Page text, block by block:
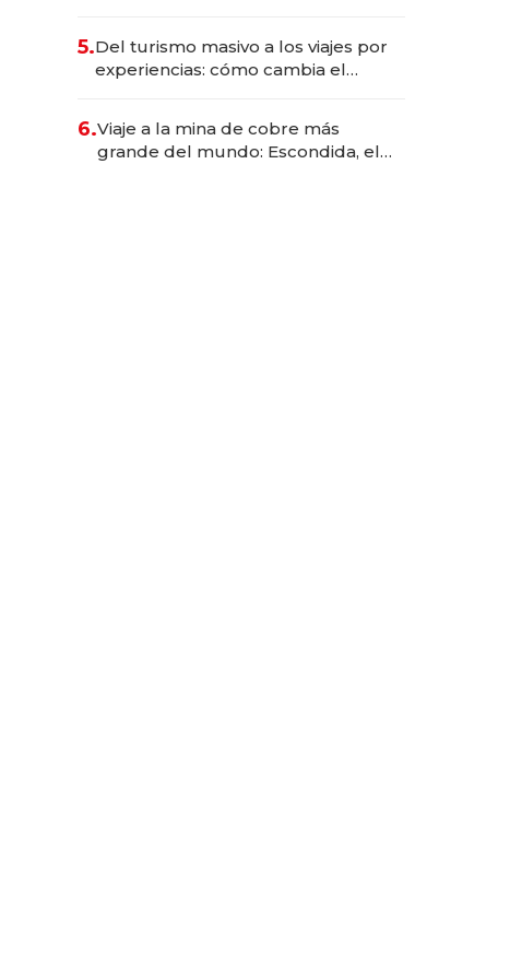
transformadoras
5.Del turismo masivo a los viajes por
experiencias: cómo cambia el
6.Viaje a la mina de cobre más
grande del mundo: Escondida, el